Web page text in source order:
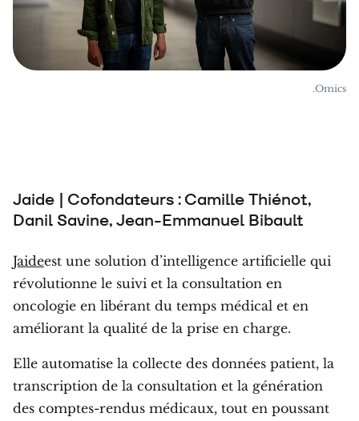
.Omics
Jaide | Cofondateurs : Camille Thiénot,
Danil Savine, Jean-Emmanuel Bibault
Jaideest une solution d’intelligence artificielle qui
révolutionne le suivi et la consultation en
oncologie en libérant du temps médical et en
améliorant la qualité de la prise en charge.
Elle automatise la collecte des données patient, la
transcription de la consultation et la génération
des comptes-rendus médicaux, tout en poussant